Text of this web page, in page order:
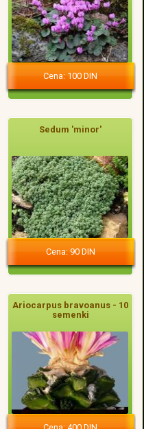
Cena: 100 DIN
Sedum 'minor'
Cena: 90 DIN
Ariocarpus bravoanus - 10
semenki